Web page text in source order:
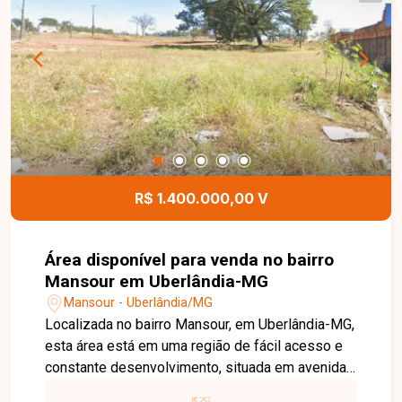
R$ 1.400.000,00 V
Área disponível para venda no bairro
Mansour em Uberlândia-MG
Mansour - Uberlândia/MG
Localizada no bairro Mansour, em Uberlândia-MG,
esta área está em uma região de fácil acesso e
constante desenvolvimento, situada em avenida